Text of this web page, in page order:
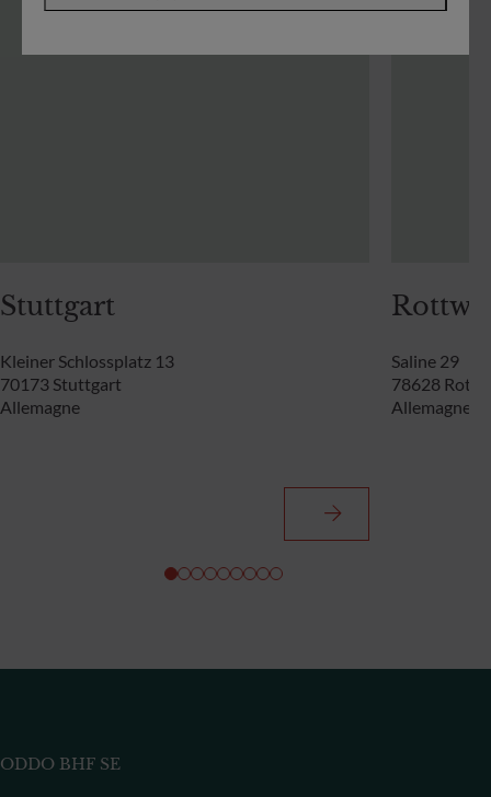
Stuttgart
Kleiner Schlossplatz 13
70173 Stuttgart
Allemagne
Saline 29
78628
Allemagne
ODDO BHF SE